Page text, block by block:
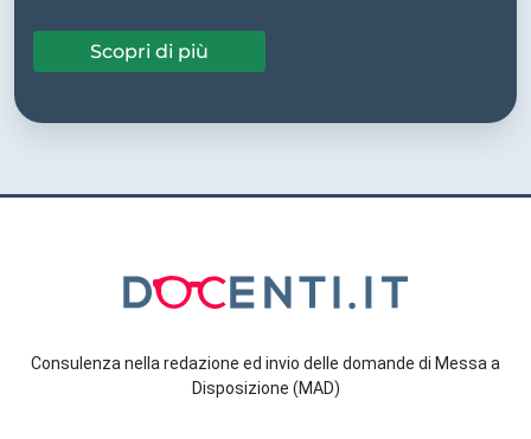
Scopri di più
Consulenza nella redazione ed invio delle domande di Messa a
Disposizione (MAD)